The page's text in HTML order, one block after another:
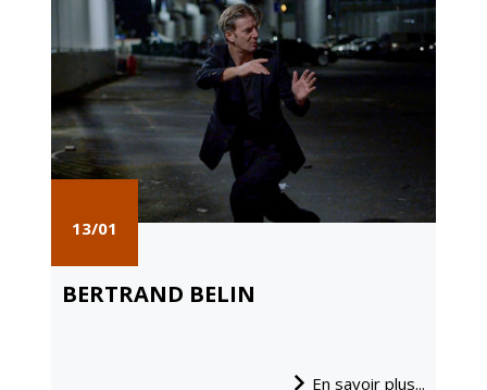
13/01
BERTRAND BELIN
En savoir plus...